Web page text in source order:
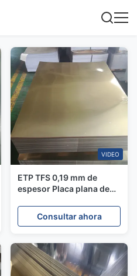
VIDEO
ETP TFS 0,19 mm de
espesor Placa plana de
para latas de leche en
polvo para bebés
Consultar ahora